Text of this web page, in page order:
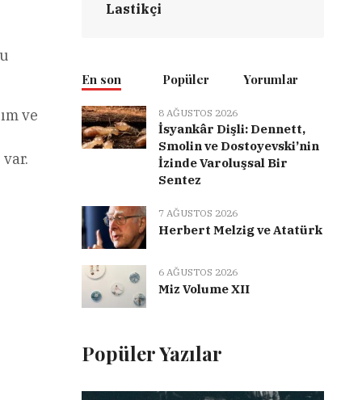
ve
Lastikçi
En son Popüler Yorumlar
8 AĞUSTOS 2026
İsyankâr Dişli: Dennett,
Smolin ve Dostoyevski’nin
İzinde Varoluşsal Bir
Sentez
7 AĞUSTOS 2026
Herbert Melzig ve Atatürk
6 AĞUSTOS 2026
Miz Volume XII
Popüler Yazılar